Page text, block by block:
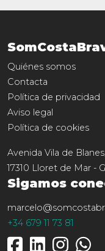
Quiénes somos
Contacta
Política de privacidad
Aviso legal
Política de cookies
Avenida Vila de
17310 Lloret de Mar -
Sigamos
+34 679 11 73 81